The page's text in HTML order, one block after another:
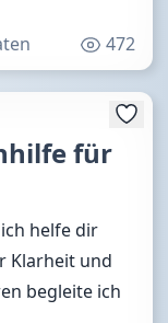
472
für
helfe dir
Klarheit und
begleite ich